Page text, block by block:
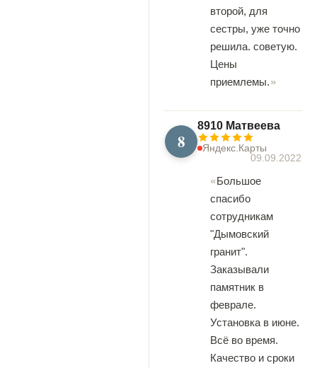
второй, для
сестры, уже точно
решила. советую.
Цены
приемлемы.
8
8910 Матвеева
Яндекс.Карты
09.09.2022
Большое
спасибо
сотрудникам
"Дымовский
гранит".
Заказывали
памятник в
феврале.
Установка в июне.
Всё во время.
Качество и сроки